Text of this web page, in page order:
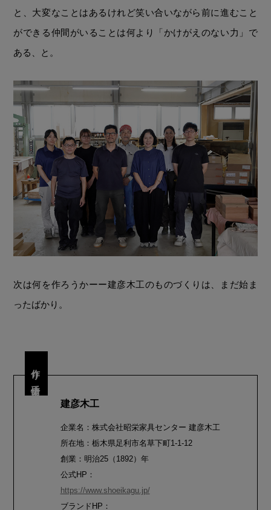
と、大変なことはあるけれど笑い合いながら前に進むこと
ができる仲間がいることは何より「かけがえのない力」で
ある、と。
次は何を作ろうかーー建彦木工のものづくりは、まだ始ま
ったばかり。
作り手情報
建彦木工
企業名：株式会社昭栄家具センター 建彦木工
所在地：栃木県足利市名草下町1-1-12
創業：明治25（1892）年
公式HP：
https://www.shoeikagu.jp/
ブランドHP：